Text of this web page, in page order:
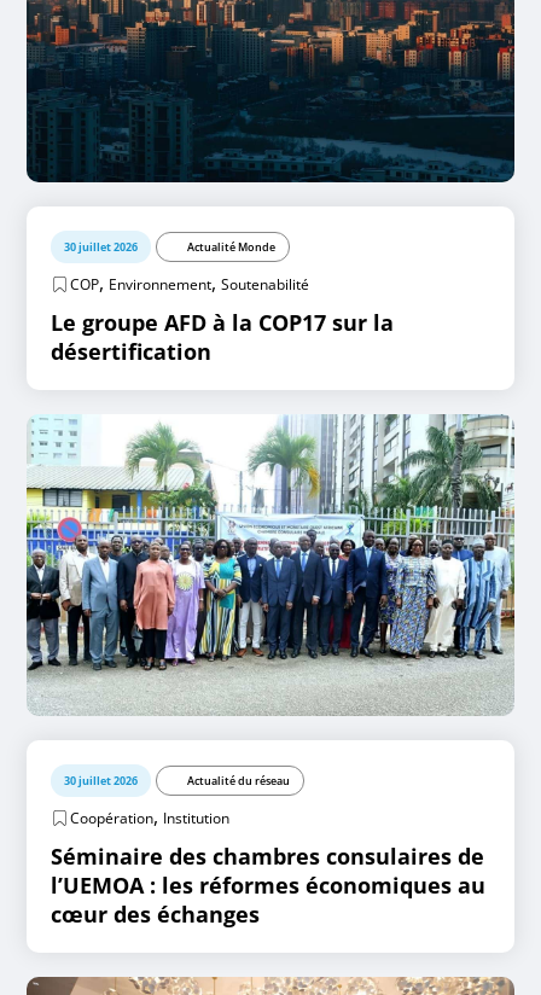
30 juillet 2026 Actualité Monde
COP, Environnement,Soutenabilité
Le groupe AFD à la COP17 sur la
désertification
30 juillet 2026 Actualité du réseau
Coopération, Institution
Séminaire des chambres consulaires de
l’UEMOA : les réformes économiques au
cœur des échanges